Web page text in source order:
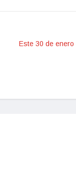
Este 30 de